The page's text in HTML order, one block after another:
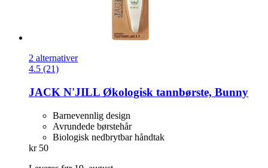
2 alternativer
4.5 (21)
JACK N'JILL Økologisk tannbørste, Bunny
Barnevennlig design
Avrundede børstehår
Biologisk nedbrytbar håndtak
kr 50